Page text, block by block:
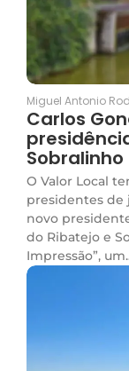
Miguel Antonio
Carlos
Sobralinho
O Valor Local
presidentes de
novo
do Ribatejo e
Impressão”,